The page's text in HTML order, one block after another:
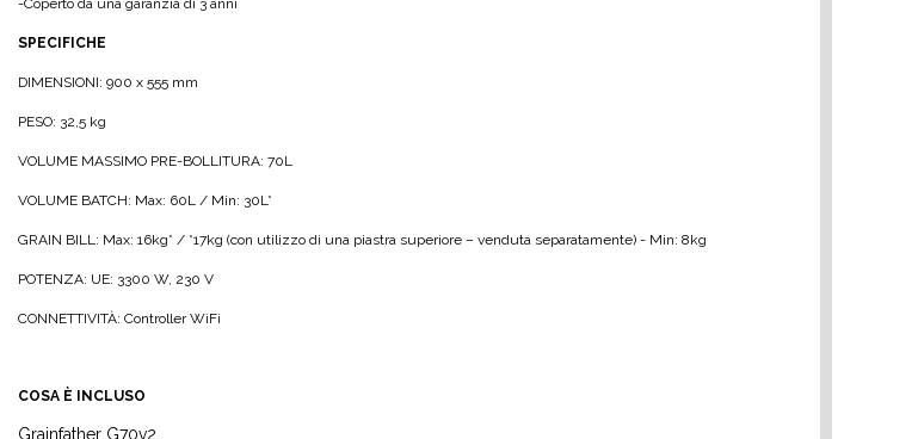
-Coperto da una garanzia di 3 anni
SPECIFICHE
DIMENSIONI: 900 x 555 mm
PESO: 32,5 kg
VOLUME MASSIMO PRE-BOLLITURA: 70L
VOLUME BATCH: Max: 60L / Min: 30L*
GRAIN BILL: Max: 16kg* / *17kg (con utilizzo di una piastra superiore – venduta separatamente) - Min: 8kg
POTENZA: UE: 3300 W, 230 V
CONNETTIVITÀ: Controller WiFi
COSA È INCLUSO
Grainfather G70v2